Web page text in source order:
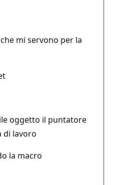
mi servono per la
oggetto il puntatore
di lavoro
la macro